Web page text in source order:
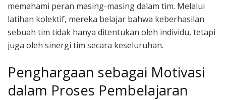
memahami peran masing-masing dalam tim. Melalui
latihan kolektif, mereka belajar bahwa keberhasilan
sebuah tim tidak hanya ditentukan oleh individu, tetapi
juga oleh sinergi tim secara keseluruhan.
Penghargaan sebagai Motivasi
dalam Proses Pembelajaran